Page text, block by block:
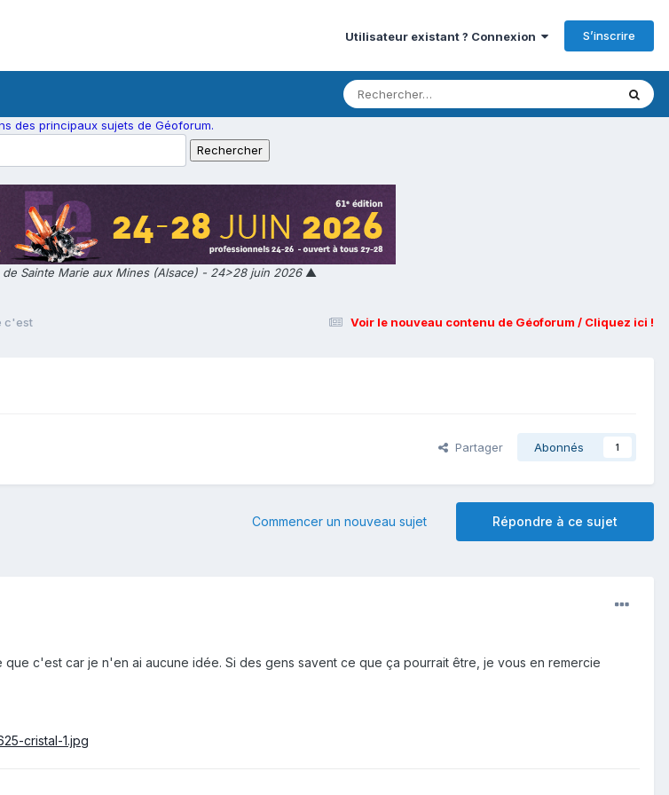
Utilisateur existant ? Connexion S’inscrire
des principaux sujets de Géoforum.
Sainte Marie aux Mines (Alsace) - 24>28 juin 2026▲
Voir le nouveau contenu de Géoforum / Cliquez ici !
c'est
Partager Abonnés 1
Répondre à ce sujet
Commencer un nouveau sujet
c'est car je n'en ai aucune idée. Si des gens savent ce que ça pourrait être, je vous en remercie
cristal-1.jpg